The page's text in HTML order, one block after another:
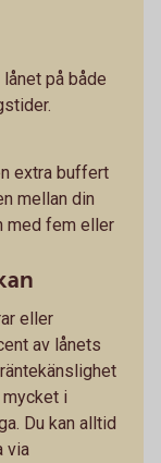
på både
extra buffert
mellan din
med fem eller
eller
av lånets
i
Du kan alltid
via